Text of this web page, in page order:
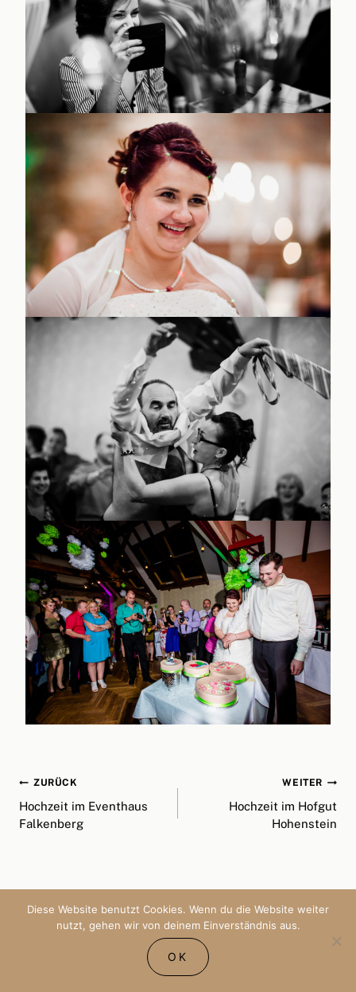
Beitragsnavigation
ZURÜCK
Hochzeit im Eventhaus
Falkenberg
WEITER
Hochzeit im Hofgut
Hohenstein
Ähnliche Beiträge
Diese Website benutzt Cookies. Wenn du die Website weiter
nutzt, gehen wir von deinem Einverständnis aus.
OK